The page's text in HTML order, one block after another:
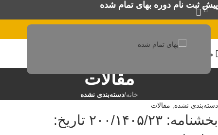
پیش ثبت نام دوره بهای تمام شده
منو
مقالات
خانه/دسته‌بندی نشده
دسته‌بندی نشده
مقالات
بخشنامه: ۲٠٠/۱۴٠۵/۲۳ تاریخ: